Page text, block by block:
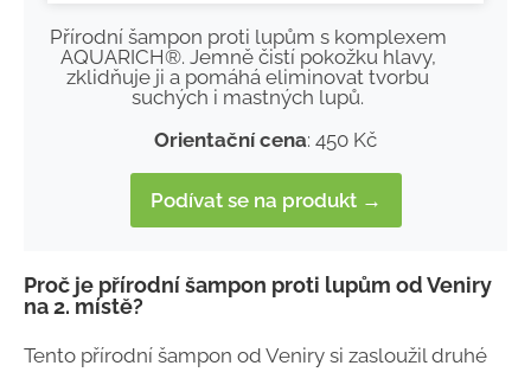
Přírodní šampon proti lupům s komplexem
AQUARICH®. Jemně čistí pokožku hlavy,
zklidňuje ji a pomáhá eliminovat tvorbu
suchých i mastných lupů.
Orientační cena: 450 Kč
Podívat se na produkt →
Proč je přírodní šampon proti lupům od Veniry
na 2. místě?
Tento přírodní šampon od Veniry si zasloužil druhé